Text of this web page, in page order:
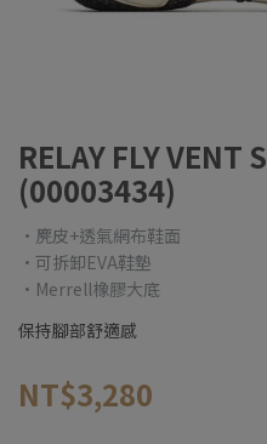
RELAY FLY VENT
(00003434)
•麂皮+透氣網布鞋面
•可拆卸EVA鞋墊
•Merrell橡膠大底
保持腳部舒適感
NT$3,280